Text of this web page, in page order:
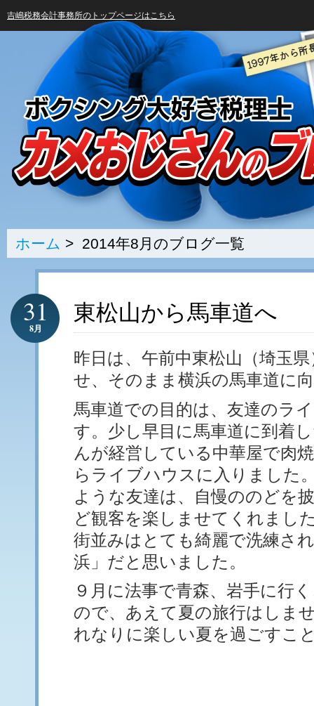
吉嶋税務会計事務所のトップページはこちら
ホーム > 2014年8月のブログ一覧
東松山から馬車道へ
31
8月
昨日は、午前中東松山（埼玉
せ、そのまま横浜の馬車道に
馬車道での目的は、友達のラ
す。少し早目に馬車道に到着
んが経営している中華屋で肉
らライブハウスに入りました
ような友達は、自慢ののどを
ど観客を楽しませてくれまし
街並みはとても綺麗で洗練さ
浜」だと思いました。
９月に法事で青森、岩手に行
ので、あえて夏の旅行はしま
れなりに楽しい夏を過ごすこ